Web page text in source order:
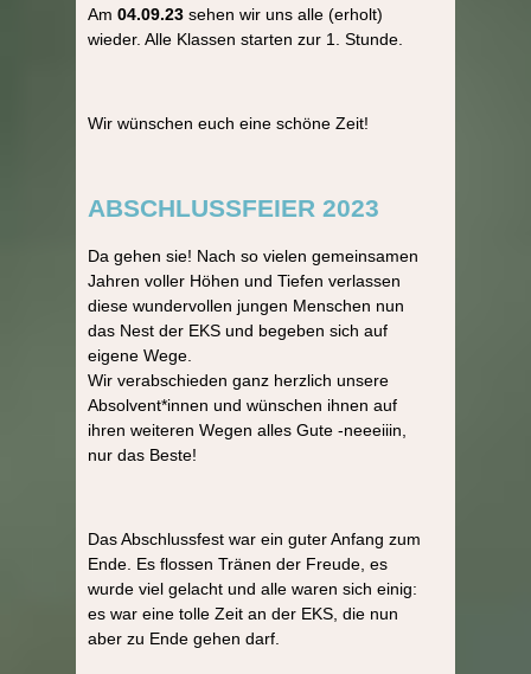
Am 04.09.23 sehen wir uns alle (erholt)
wieder. Alle Klassen starten zur 1. Stunde.
Wir wünschen euch eine schöne Zeit!
ABSCHLUSSFEIER 2023
Da gehen sie! Nach so vielen gemeinsamen
Jahren voller Höhen und Tiefen verlassen
diese wundervollen jungen Menschen nun
das Nest der EKS und begeben sich auf
eigene Wege.
Wir verabschieden ganz herzlich unsere
Absolvent*innen und wünschen ihnen auf
ihren weiteren Wegen alles Gute -neeeiiin,
nur das Beste!
Das Abschlussfest war ein guter Anfang zum
Ende. Es flossen Tränen der Freude, es
wurde viel gelacht und alle waren sich einig:
es war eine tolle Zeit an der EKS, die nun
aber zu Ende gehen darf.